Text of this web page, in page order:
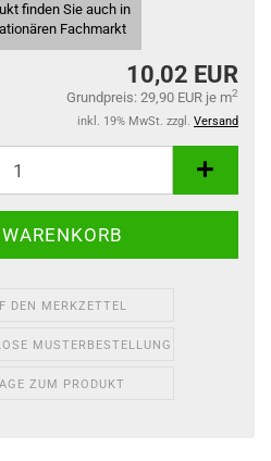
finden Sie auch in
Fachmarkt
10,02 EUR
Grundpreis: 29,90 EUR je m2
inkl. 19% MwSt. zzgl. Versand
DEN MERKZETTEL
MUSTERBESTELLUNG
ZUM PRODUKT